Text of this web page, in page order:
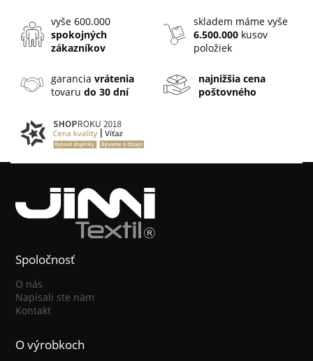
vyše 600.000
spokojných
zákazníkov
skladem máme vyše
6.500.000 kusov
položiek
garanciavrátenia
tovarudo 30 dní
najnižšia cena
poštovného
Spoločnosť
O nás
Napísali ste nám
Kontakt
O výrobkoch